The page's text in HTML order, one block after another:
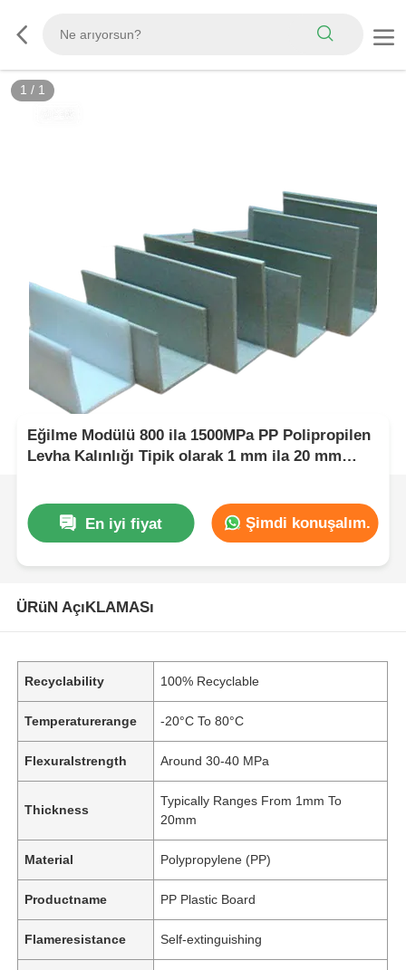
1 / 1
Eğilme Modülü 800 ila 1500MPa PP Polipropilen
Levha Kalınlığı Tipik olarak 1 mm ila 20 mm
En iyi fiyat Şimdi konuşalım.
ÜRüN AçıKLAMASı
Recyclability 100% Recyclable
Temperaturerange -20°C To 80°C
Flexuralstrength Around 30-40 MPa
Thickness
Typically Ranges From 1mm To
20mm
Material Polypropylene (PP)
Productname PP Plastic Board
Flameresistance Self-extinguishing